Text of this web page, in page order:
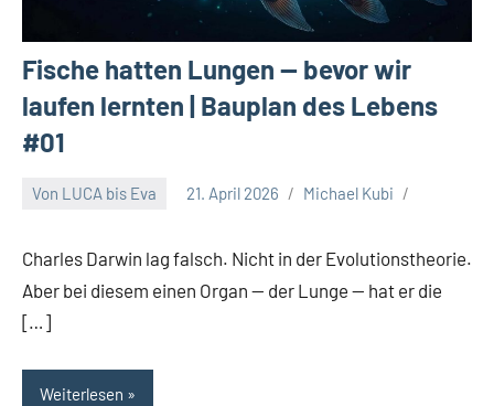
Fische hatten Lungen — bevor wir
laufen lernten | Bauplan des Lebens
#01
Von LUCA bis Eva 21. April 2026 Michael Kubi
Charles Darwin lag falsch. Nicht in der Evolutionstheorie.
Aber bei diesem einen Organ — der Lunge — hat er die
[…]
Weiterlesen